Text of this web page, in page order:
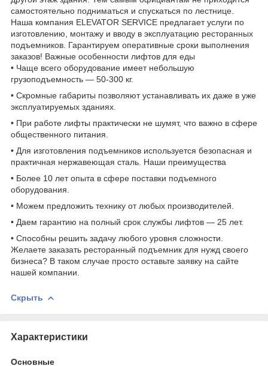
самостоятельно подниматься и спускаться по лестнице.
Наша компания ELEVATOR SERVICE предлагает услуги по
изготовлению, монтажу и вводу в эксплуатацию ресторанных
подъемников. Гарантируем оперативные сроки выполнения
заказов! Важные особенности лифтов для еды
• Чаще всего оборудование имеет небольшую
грузоподъемность — 50-300 кг.
• Скромные габариты позволяют устанавливать их даже в уже
эксплуатируемых зданиях.
• При работе лифты практически не шумят, что важно в сфере
общественного питания.
• Для изготовления подъемников используется безопасная и
практичная нержавеющая сталь. Наши преимущества
• Более 10 лет опыта в сфере поставки подъемного
оборудования.
• Можем предложить технику от любых производителей.
• Даем гарантию на полный срок службы лифтов — 25 лет.
• Способны решить задачу любого уровня сложности.
Желаете заказать ресторанный подъемник для нужд своего
бизнеса? В таком случае просто оставьте заявку на сайте
нашей компании.
Скрыть
Характеристики
Основные